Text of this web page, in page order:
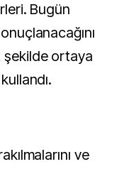
Bugün
ortaya
ve